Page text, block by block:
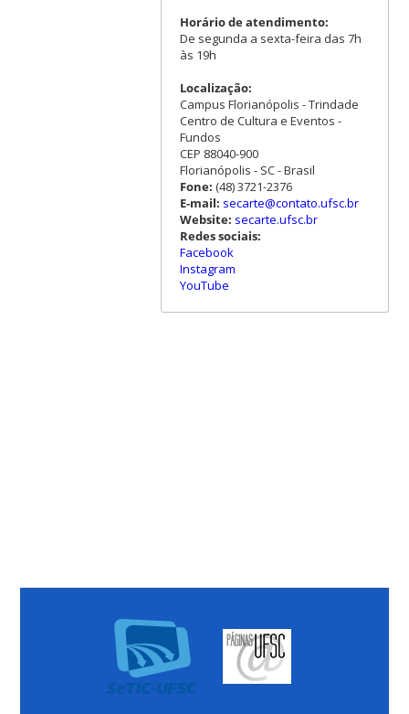
Horário de atendimento:
De segunda a sexta-feira das 7h
às 19h
Localização:
Campus Florianópolis - Trindade
Centro de Cultura e Eventos -
Fundos
CEP 88040-900
Florianópolis - SC - Brasil
Fone: (48) 3721-2376
E-mail: secarte@contato.ufsc.br
Website: secarte.ufsc.br
Redes sociais:
Facebook
Instagram
YouTube